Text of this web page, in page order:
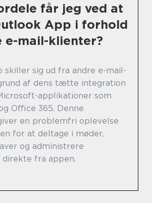
får jeg ved at
App i forhold
e-mail-klienter?
skiller sig ud fra andre e-mail-
af dens tætte integration
applikationer som
Office 365. Denne
en problemfri oplevelse
for at deltage i møder,
og administrere
fra appen.